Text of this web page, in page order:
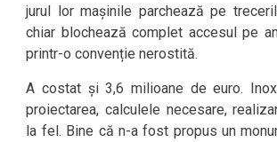
jurul lor mașinile parchează pe
chiar blochează complet accesul pe
printr-o convenție nerostită.
A costat și 3,6 milioane de euro.
proiectarea, calculele necesare,
la fel. Bine că n-a fost propus un